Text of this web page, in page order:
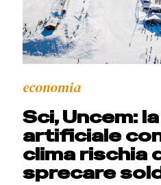
economia
Sci, Uncem:
artificiale
clima rischia
sprecare